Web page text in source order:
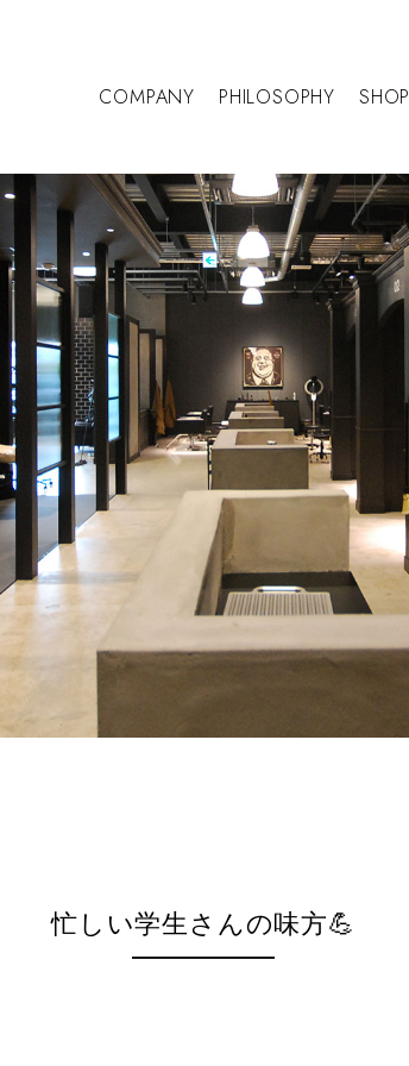
COMPANY PHILOSOPHY SHOP
忙しい学生さんの味方💪